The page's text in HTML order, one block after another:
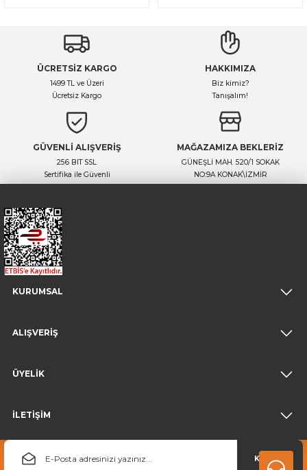
ÜCRETSİZ KARGO
1499 TL ve Üzeri
Ücretsiz Kargo
HAKKIMIZA
Biz kimiz?
Tanışalım!
GÜVENLİ ALIŞVERİŞ
256 BIT SSL
Sertifika ile Güvenli
MAĞAZAMIZA BEKLERİZ
GÜNEŞLİ MAH. 520/1 SOKAK
NO:9A KONAK\İZMİR
KURUMSAL
ALIŞVERİŞ
ÜYELİK
İLETİŞİM
KAYDOL